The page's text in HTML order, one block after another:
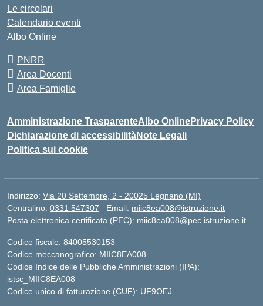
Le circolari
Calendario eventi
Albo Online
PNRR
Area Docenti
Area Famiglie
Amministrazione TrasparenteAlbo OnlinePrivacy Policy
Dichiarazione di accessibilitàNote Legali
Politica sui cookie
Indirizzo: Via 20 Settembre, 2 - 20025 Legnano (MI)
Centralino: 0331 547307 Email: miic8ea008@istruzione.it
Posta elettronica certificata (PEC): miic8ea008@pec.istruzione.it
Codice fiscale: 84005530153
Codice meccanografico: MIIC8EA008
Codice Indice delle Pubbliche Amministrazioni (IPA):
istsc_MIIC8EA008
Codice unico di fatturazione (CUF): UF9OEJ